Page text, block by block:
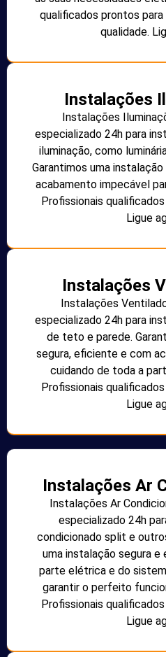
qualificados prontos
qualidade.
Instalações
Instalações
especializado 24h para
iluminação, como
Garantimos uma
acabamento impecável
Profissionais
Ligue
Instalações
Instalações
especializado 24h para
de teto e parede.
segura, eficiente e com
cuidando de toda a
Profissionais
Ligue
Instalações Ar
Instalações Ar
especializado 24h
condicionado split e
uma instalação segura e
parte elétrica e do
garantir o perfeito
Profissionais
Ligue